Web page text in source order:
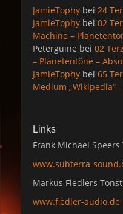
JamieTophy bei 24
JamieTophy bei 02
Machine –
Peterguine bei 02
– Planetentöne –
JamieTophy bei 65
Medium „Wikipedia“
Links
Frank Michael
www.subterra-
Markus Fiedlers
www.fiedler-audio.de